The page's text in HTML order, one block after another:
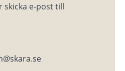
skicka e-post till